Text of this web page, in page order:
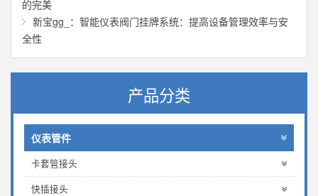
的完美
新宝gg_：智能仪表阀门挂牌系统：提高设备管理效率与安
全性
产品分类
仪表管件
卡套管接头
快插接头